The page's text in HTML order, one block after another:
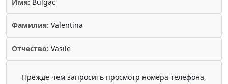
Фамилия: Valentina
Отчество: Vasile
Прежде чем запросить просмотр номера телефона,